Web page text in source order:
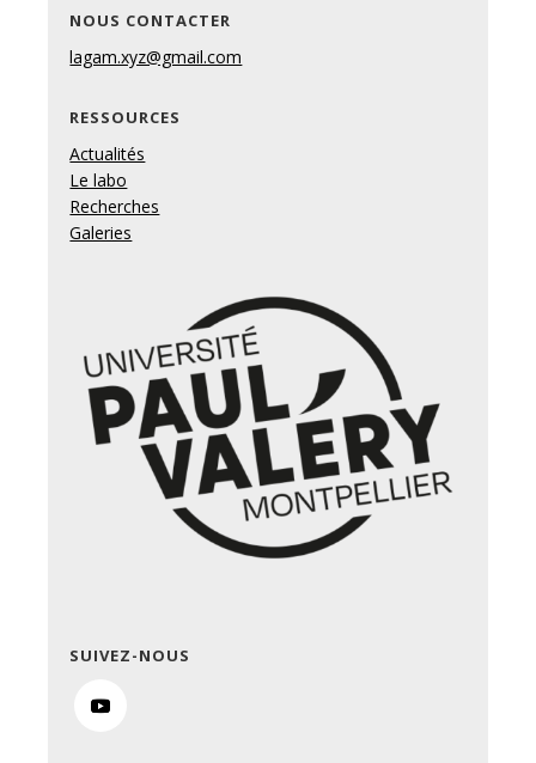
NOUS CONTACTER
lagam.xyz@gmail.com
RESSOURCES
Actualités
Le labo
Recherches
Galeries
SUIVEZ-NOUS